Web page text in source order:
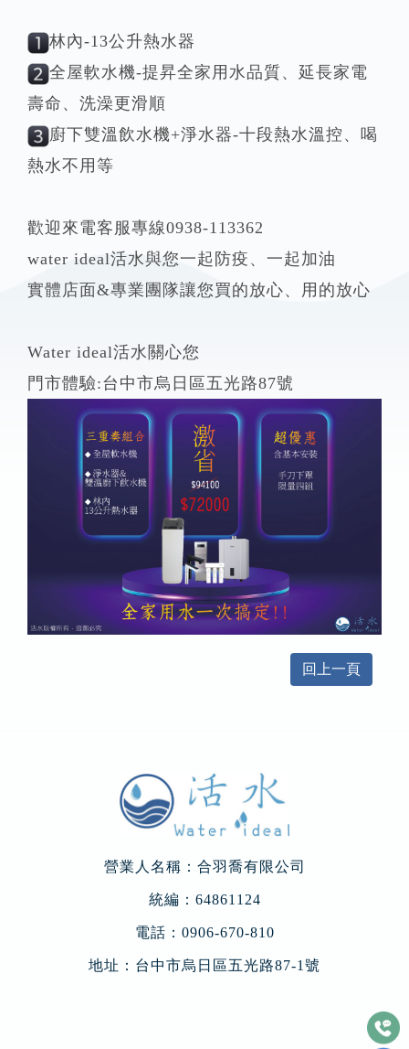
林內-13公升熱水器
全屋軟水機-提昇全家用水品質、延長家電
壽命、洗澡更滑順
廚下雙溫飲水機+淨水器-十段熱水溫控、喝
熱水不用等
歡迎來電客服專線0938-113362
water ideal活水與您一起防疫、一起加油
實體店面&專業團隊讓您買的放心、用的放心
Water ideal活水關心您
門市體驗:台中市烏日區五光路87號
回上一頁
營業人名稱：合羽喬有限公司
統編：64861124
電話： 0906-670-810
地址： 台中市烏日區五光路87-1號